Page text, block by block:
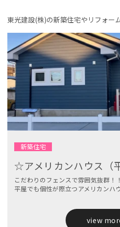
東光建設(株)の新築住宅やリフォー
新築住宅
☆アメリカンハウス（
こだわりのフェンスで雰囲気抜群！！
平屋でも個性が際立つアメリカンハ
view